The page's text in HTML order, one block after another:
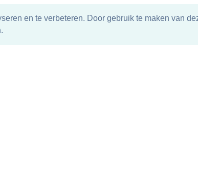
en te verbeteren. Door gebruik te maken van